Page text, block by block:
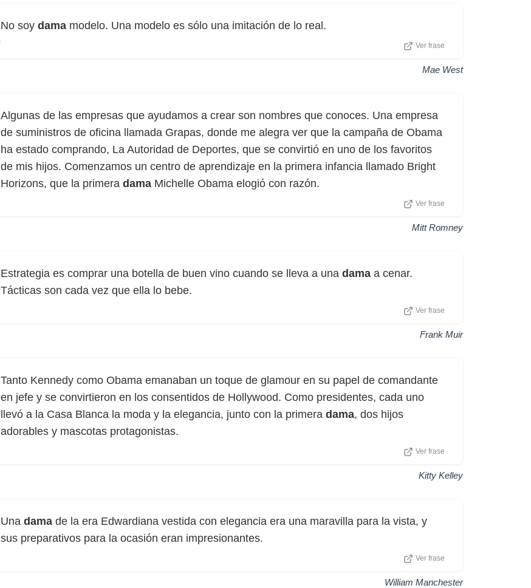
No soy dama modelo. Una modelo es sólo una imitación de lo real.
Ver frase
Mae West
Algunas de las empresas que ayudamos a crear son nombres que conoces. Una empresa
de suministros de oficina llamada Grapas, donde me alegra ver que la campaña de Obama
ha estado comprando, La Autoridad de Deportes, que se convirtió en uno de los favoritos
de mis hijos. Comenzamos un centro de aprendizaje en la primera infancia llamado Bright
Horizons, que la primera dama Michelle Obama elogió con razón.
Ver frase
Mitt Romney
Estrategia es comprar una botella de buen vino cuando se lleva a una dama a cenar.
Tácticas son cada vez que ella lo bebe.
Ver frase
Frank Muir
Tanto Kennedy como Obama emanaban un toque de glamour en su papel de comandante
en jefe y se convirtieron en los consentidos de Hollywood. Como presidentes, cada uno
llevó a la Casa Blanca la moda y la elegancia, junto con la primera dama, dos hijos
adorables y mascotas protagonistas.
Ver frase
Kitty Kelley
Una dama de la era Edwardiana vestida con elegancia era una maravilla para la vista, y
sus preparativos para la ocasión eran impresionantes.
Ver frase
William Manchester